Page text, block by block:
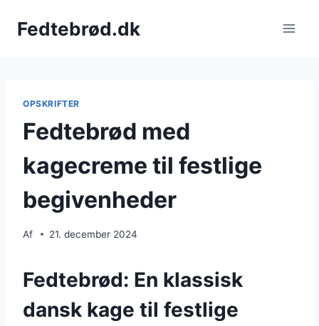
Fedtebrød.dk
OPSKRIFTER
Fedtebrød med
kagecreme til festlige
begivenheder
Af 21. december 2024
Fedtebrød: En klassisk
dansk kage til festlige